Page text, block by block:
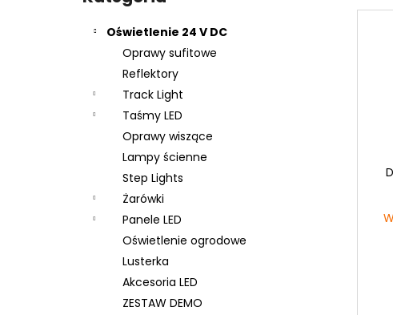
Oświetlenie 24 V DC
Oprawy sufitowe
Reflektory
Track Light
Taśmy LED
Oprawy wiszące
Lampy ścienne
Step Lights
Żarówki
Panele LED
Oświetlenie ogrodowe
Lusterka
Akcesoria LED
ZESTAW DEMO